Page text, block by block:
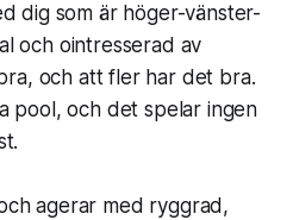
dig som är höger-vänster-
och ointresserad av
och att fler har det bra.
pool, och det spelar ingen
agerar med ryggrad,